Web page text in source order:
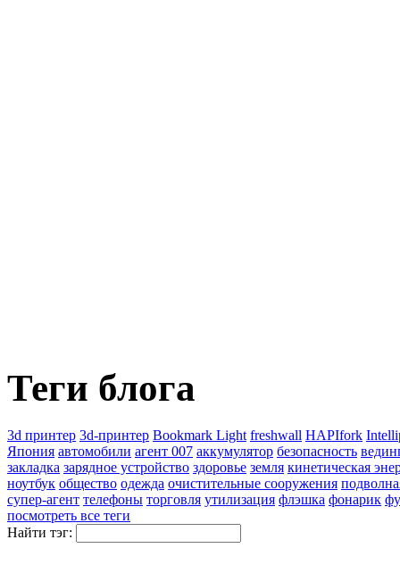
Теги блога
3d принтер 3d-принтер Bookmark Light freshwall HAPIfork
Япония автомобили агент 007 аккумулятор безопасность
закладка зарядное устройство здоровье земля кинетическая
ноутбук общество одежда очистительные сооружения
супер-агент телефоны торговля утилизация флэшка фонарик
посмотреть все теги
Найти тэг: